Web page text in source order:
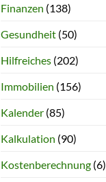
Finanzen (138)
Gesundheit(50)
Hilfreiches(202)
Immobilien (156)
Kalender(85)
Kalkulation (90)
Kostenberechnung(6)